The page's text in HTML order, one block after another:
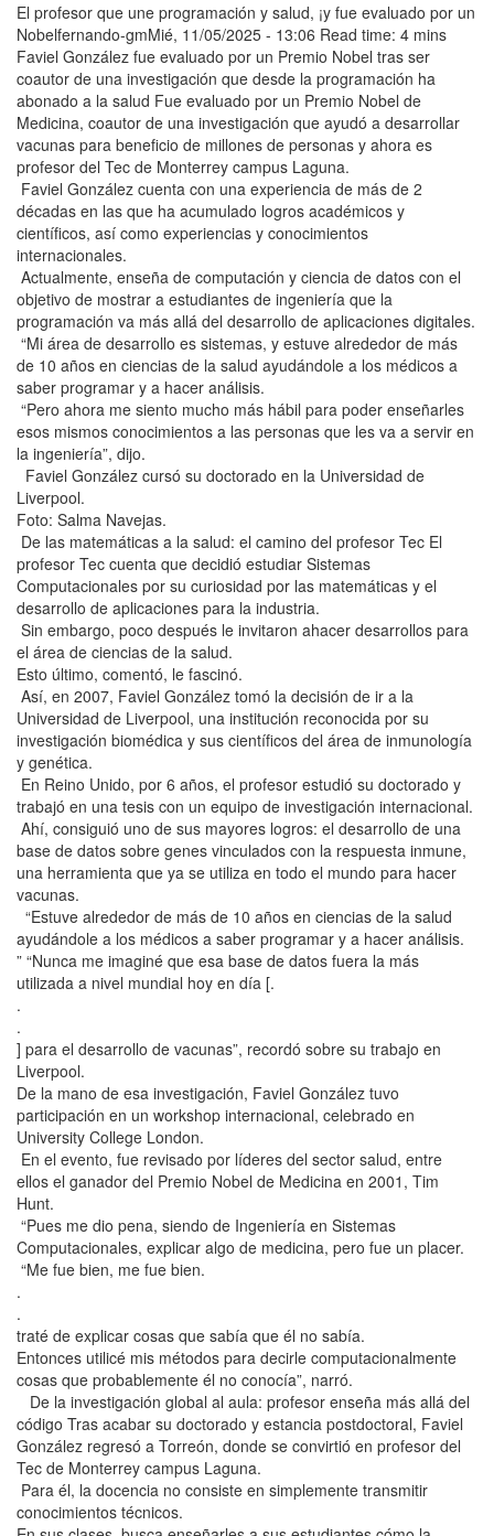
El profesor que une programación y salud, ¡y fue evaluado por un
Nobelfernando-gmMié, 11/05/2025 - 13:06 Read time: 4 mins
Faviel González fue evaluado por un Premio Nobel tras ser
coautor de una investigación que desde la programación ha
abonado a la salud Fue evaluado por un Premio Nobel de
Medicina, coautor de una investigación que ayudó a desarrollar
vacunas para beneficio de millones de personas y ahora es
profesor del Tec de Monterrey campus Laguna.
Faviel González cuenta con una experiencia de más de 2
décadas en las que ha acumulado logros académicos y
científicos, así como experiencias y conocimientos
internacionales.
Actualmente, enseña de computación y ciencia de datos con el
objetivo de mostrar a estudiantes de ingeniería que la
programación va más allá del desarrollo de aplicaciones digitales.
“Mi área de desarrollo es sistemas, y estuve alrededor de más
de 10 años en ciencias de la salud ayudándole a los médicos a
saber programar y a hacer análisis.
“Pero ahora me siento mucho más hábil para poder enseñarles
esos mismos conocimientos a las personas que les va a servir en
la ingeniería”, dijo.
Faviel González cursó su doctorado en la Universidad de
Liverpool.
Foto: Salma Navejas.
De las matemáticas a la salud: el camino del profesor Tec El
profesor Tec cuenta que decidió estudiar Sistemas
Computacionales por su curiosidad por las matemáticas y el
desarrollo de aplicaciones para la industria.
Sin embargo, poco después le invitaron ahacer desarrollos para
el área de ciencias de la salud.
Esto último, comentó, le fascinó.
Así, en 2007, Faviel González tomó la decisión de ir a la
Universidad de Liverpool, una institución reconocida por su
investigación biomédica y sus científicos del área de inmunología
y genética.
En Reino Unido, por 6 años, el profesor estudió su doctorado y
trabajó en una tesis con un equipo de investigación internacional.
Ahí, consiguió uno de sus mayores logros: el desarrollo de una
base de datos sobre genes vinculados con la respuesta inmune,
una herramienta que ya se utiliza en todo el mundo para hacer
vacunas.
“Estuve alrededor de más de 10 años en ciencias de la salud
ayudándole a los médicos a saber programar y a hacer análisis.
” “Nunca me imaginé que esa base de datos fuera la más
utilizada a nivel mundial hoy en día [.
.
.
] para el desarrollo de vacunas”, recordó sobre su trabajo en
Liverpool.
De la mano de esa investigación, Faviel González tuvo
participación en un workshop internacional, celebrado en
University College London.
En el evento, fue revisado por líderes del sector salud, entre
ellos el ganador del Premio Nobel de Medicina en 2001, Tim
Hunt.
“Pues me dio pena, siendo de Ingeniería en Sistemas
Computacionales, explicar algo de medicina, pero fue un placer.
“Me fue bien, me fue bien.
.
.
traté de explicar cosas que sabía que él no sabía.
Entonces utilicé mis métodos para decirle computacionalmente
cosas que probablemente él no conocía”, narró.
De la investigación global al aula: profesor enseña más allá del
código Tras acabar su doctorado y estancia postdoctoral, Faviel
González regresó a Torreón, donde se convirtió en profesor del
Tec de Monterrey campus Laguna.
Para él, la docencia no consiste en simplemente transmitir
conocimientos técnicos.